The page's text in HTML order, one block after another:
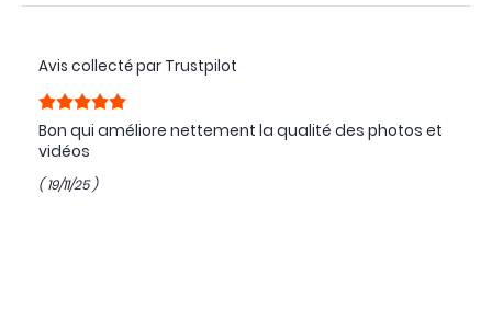
Avis collecté par Trustpilot
Bon qui améliore nettement la qualité des photos et
vidéos
( 19/11/25 )